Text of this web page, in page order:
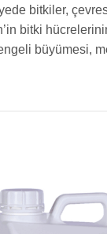
bitkiler,
bitki
büyümesi,